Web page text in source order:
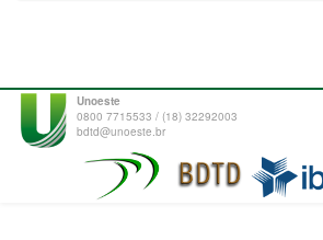
Unoeste
0800 7715533 / (18) 32292003
bdtd@unoeste.br